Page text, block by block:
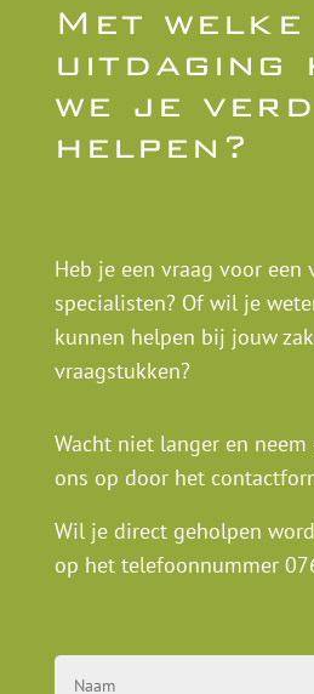
Met welke
uitdaging
we je
helpen?
Heb je een vraag voor een
specialisten? Of wil je
kunnen helpen bij jouw
vraagstukken?
Wacht niet langer en
ons op door het
Wil je direct geholpen
op het telefoonnummer